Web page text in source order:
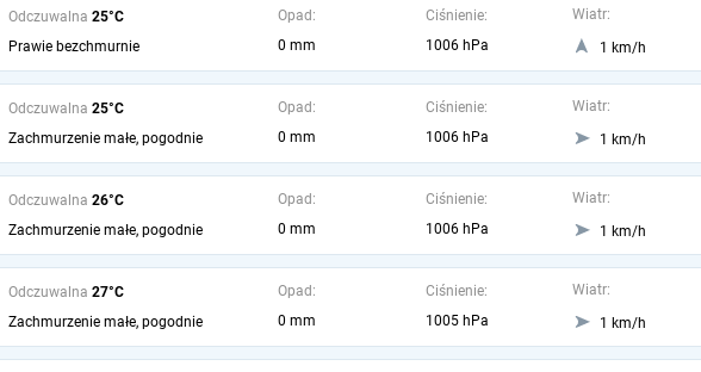
Odczuwalna 25°C
Prawie bezchmurnie
Opad:
0 mm
Ciśnienie:
1006 hPa
Wiatr:
1 km/h
Odczuwalna 25°C
Zachmurzenie małe, pogodnie
Opad:
0 mm
Ciśnienie:
1006 hPa
Wiatr:
1 km/h
Odczuwalna 26°C
Zachmurzenie małe, pogodnie
Opad:
0 mm
Ciśnienie:
1006 hPa
Wiatr:
1 km/h
Odczuwalna 27°C
Zachmurzenie małe, pogodnie
Opad:
0 mm
Ciśnienie:
1005 hPa
Wiatr:
1 km/h